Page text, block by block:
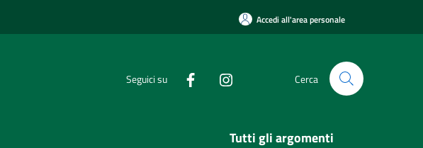
Accedi all'area personale
Seguici su Cerca
Tutti gli argomenti